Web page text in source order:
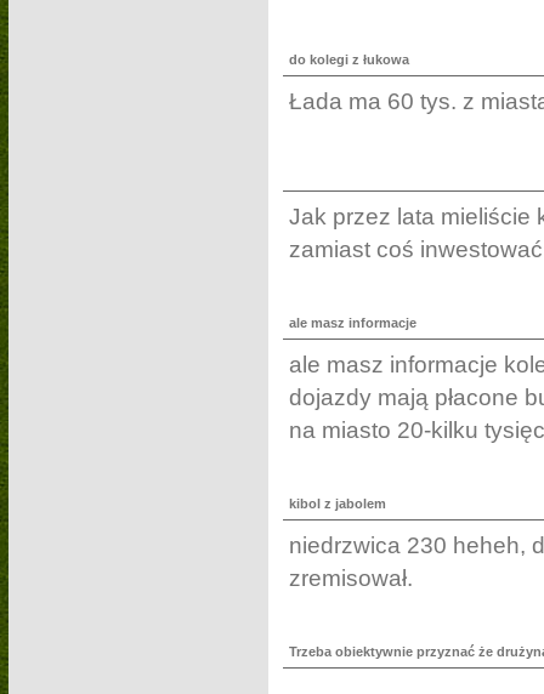
do kolegi z łukowa
Łada ma 60 tys. z
Jak przez lata mieliście
zamiast coś
ale masz informacje
ale masz informacje
dojazdy mają płacone
na miasto 20-kilku
kibol z jabolem
niedrzwica 230 heheh,
zremisował.
Trzeba obiektywnie przyznać że